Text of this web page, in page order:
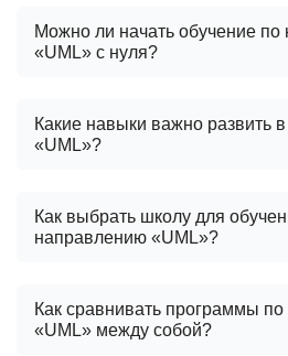
Можно ли начать обучение
«UML» с нуля?
Какие навыки важно развить
«UML»?
Как выбрать школу для
направлению «UML»?
Как сравнивать программы
«UML» между собой?